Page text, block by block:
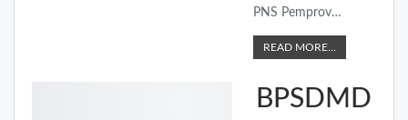
PNS Pemprov…
READ MORE...
BPSDMD